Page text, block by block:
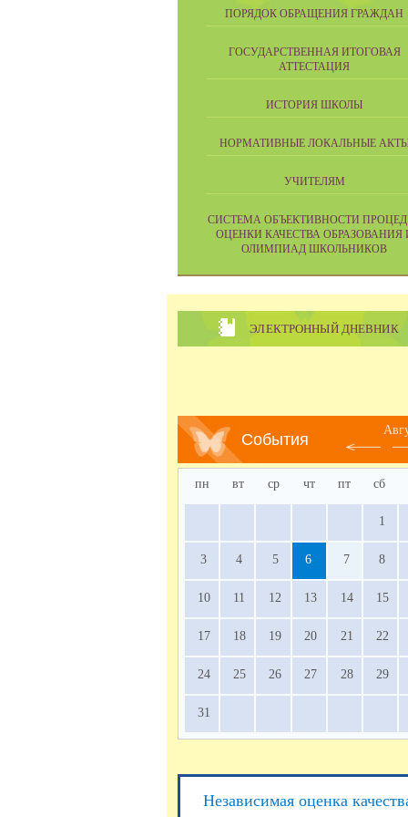
ПОРЯДОК ОБРАЩЕНИЯ ГРАЖДАН
ГОСУДАРСТВЕННАЯ ИТОГОВАЯ
АТТЕСТАЦИЯ
ИСТОРИЯ ШКОЛЫ
НОРМАТИВНЫЕ ЛОКАЛЬНЫЕ
УЧИТЕЛЯМ
CИСТЕМА ОБЪЕКТИВНОСТИ
ОЦЕНКИ КАЧЕСТВА ОБРАЗОВАНИЯ
ОЛИМПИАД ШКОЛЬНИКОВ
ЭЛЕКТРОННЫЙ ДНЕВНИК
События
пн вт ср чт пт сб
1
3 4 5 6 7 8
10 11 12 13 14 15
17 18 19 20 21 22
24 25 26 27 28 29
31
Независимая оценка